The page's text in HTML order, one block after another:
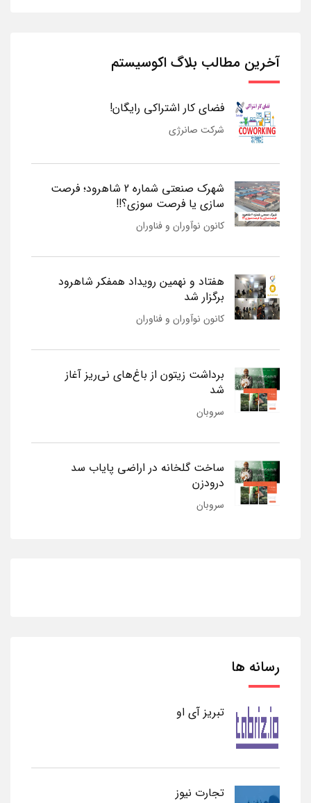
آخرین مطالب بلاگ اکوسیستم
فضای کار اشتراکی رایگان!
شرکت صانرژی
شهرک صنعتی شماره 2 شاهرود؛ فرصت
سازی یا فرصت سوزی؟!!
کانون نوآوران و فناوران
هفتاد و نهمین رویداد همفکر شاهرود
برگزار شد
کانون نوآوران و فناوران
برداشت زیتون از باغ‌های نی‌ریز آغاز
شد
سروبان
ساخت گلخانه در اراضی پایاب سد
درودزن
سروبان
رسانه ها
تبریز آی او
تجارت نیوز